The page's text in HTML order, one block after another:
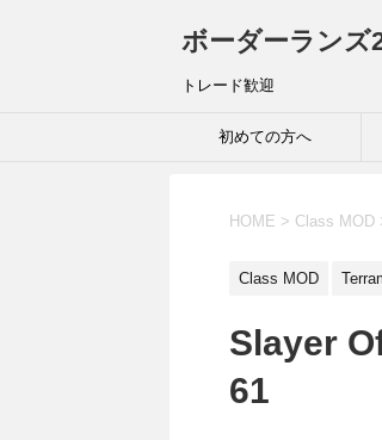
ボーダーランズ
トレード歓迎
初めての方へ
HOME > Class MOD
Class MOD
Slayer
61